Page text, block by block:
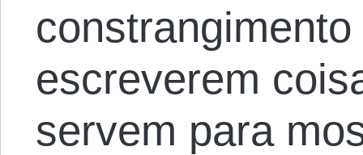
escreverem
servem para